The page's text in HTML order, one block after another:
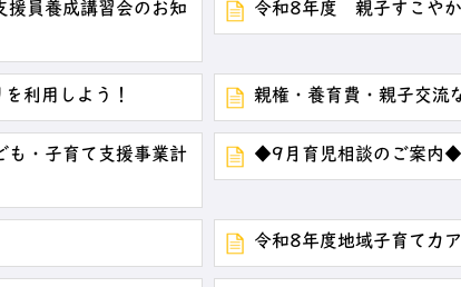
援員養成講習会のお知
令和8年度 親子すこや
利用しよう！ 親権・養育費・親子交流
も・子育て支援事業計
◆9月育児相談のご案内
令和8年度地域子育て力